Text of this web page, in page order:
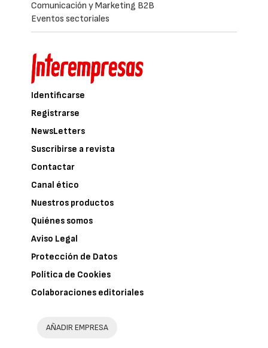
Comunicación y Marketing B2B
Eventos sectoriales
Identificarse
Registrarse
NewsLetters
Suscribirse a revista
Contactar
Canal ético
Nuestros productos
Quiénes somos
Aviso Legal
Protección de Datos
Política de Cookies
Colaboraciones editoriales
AÑADIR EMPRESA